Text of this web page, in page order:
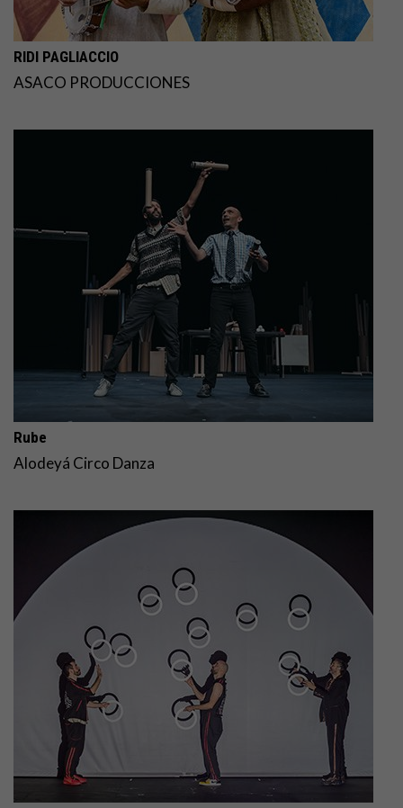
RIDI PAGLIACCIO
ASACO PRODUCCIONES
Rube
Alodeyá Circo Danza